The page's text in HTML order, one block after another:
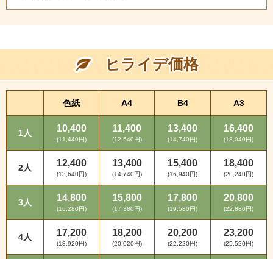
ヒライデ価格
色紙 A4 B4 A3
1人 10,400
(11,440円)
11,400
(12,540円)
13,400
(14,740円)
16,400
(18,040円)
2人 12,400
(13,640円)
13,400
(14,740円)
15,400
(16,940円)
18,400
(20,240円)
3人 14,800
(16,280円)
15,800
(17,380円)
17,800
(19,580円)
20,800
(22,880円)
4人 17,200
(18,920円)
18,200
(20,020円)
20,200
(22,220円)
23,200
(25,520円)